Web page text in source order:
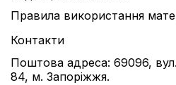
Правила використання
Контакти
Поштова адреса: 69096,
84, м. Запоріжжя.